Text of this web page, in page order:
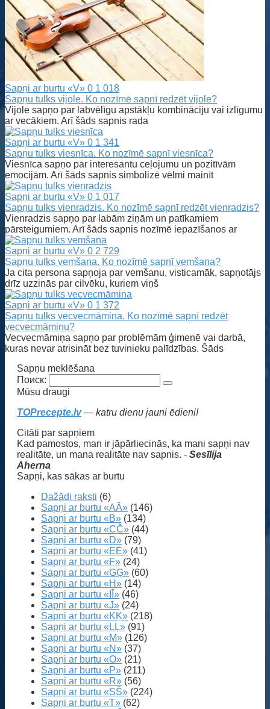
Sapņi ar burtu «V» 0 1 018
Sapņu tulks vijole. Ko nozīmē sapnī redzēt vijole?
Vijole sapņo par labvēlīgu apstākļu kombināciju vai izlīgumu
ar vecākiem. Arī šāds sapnis rada
Sapņi ar burtu «V» 0 1 341
Sapņu tulks viesnīca. Ko nozīmē sapnī viesnīca?
Viesnīca sapņo par interesantu ceļojumu un pozitīvām
emocijām. Arī šāds sapnis simbolizē vēlmi mainīt
Sapņi ar burtu «V» 0 1 017
Sapņu tulks vienradzis. Ko nozīmē sapnī redzēt vienradzis?
Vienradzis sapņo par labām ziņām un patīkamiem
pārsteigumiem. Arī šāds sapnis nozīmē iepazīšanos ar
Sapņi ar burtu «V» 0 2 729
Sapņu tulks vemšana. Ko nozīmē sapnī vemšana?
Ja cita persona sapņoja par vemšanu, visticamāk, sapņotājs
drīz uzzinās par cilvēku, kuriem viņš
Sapņi ar burtu «V» 0 1 372
Sapņu tulks vecvecmāmina. Ko nozīmē sapnī redzēt
vecvecmāmiņu?
Vecvecmāmiņa sapņo par problēmām ģimenē vai darbā,
kuras nevar atrisināt bez tuvinieku palīdzības. Šāds
Sapņu meklēšana
Поиск:
Mūsu draugi
TOPrecepte.lv— katru dienu jauni ēdieni!
Citāti par sapņiem
Kad pamostos, man ir jāpārliecinās, ka mani sapņi nav
realitāte, un mana realitāte nav sapnis. - Sesīlija
Aherna
Sapņi, kas sākas ar burtu
Dažādi raksti (6)
Sapņi ar burtu «AĀ» (146)
Sapņi ar burtu «B» (134)
Sapņi ar burtu «CČ» (44)
Sapņi ar burtu «D» (79)
Sapņi ar burtu «EĒ» (41)
Sapņi ar burtu «F» (24)
Sapņi ar burtu «GĢ» (60)
Sapņi ar burtu «H» (14)
Sapņi ar burtu «IĪ» (46)
Sapņi ar burtu «J» (24)
Sapņi ar burtu «KĶ» (218)
Sapņi ar burtu «LĻ» (91)
Sapņi ar burtu «M» (126)
Sapņi ar burtu «N» (37)
Sapņi ar burtu «O» (21)
Sapņi ar burtu «P» (211)
Sapņi ar burtu «R» (56)
Sapņi ar burtu «SŠ» (224)
Sapņi ar burtu «T» (62)